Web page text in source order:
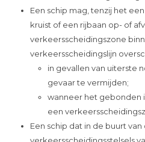
Een schip mag, tenzij het
kruist of een rijbaan op- of
verkeersscheidingszone
verkeersscheidingslijn
in gevallen van uiterste
gevaar te vermijden;
wanneer het gebonden
een
Een schip dat in de buurt
verkeersscheidingsstelsels